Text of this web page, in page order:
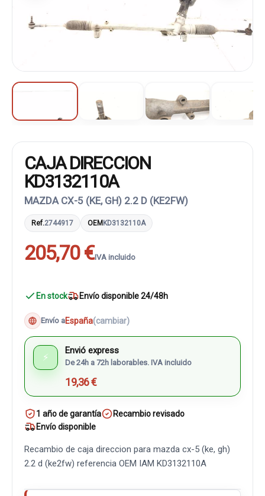
CAJA DIRECCION
KD3132110A
MAZDA CX-5 (KE, GH) 2.2 D (KE2FW)
Ref.2744917 OEMKD3132110A
205,70 €IVA incluido
En stock Envío disponible 24/48h
Envío aEspaña(cambiar)
⚡
Envió express
De 24h a 72h laborables. IVA incluido
19,36 €
1 año de garantía
Recambio revisado
Envío disponible
Recambio de caja direccion para mazda cx-5 (ke, gh)
2.2 d (ke2fw) referencia OEM IAM KD3132110A